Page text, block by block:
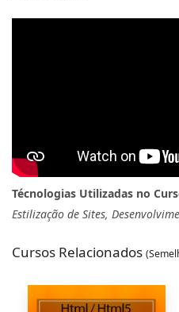
Técnologias Utilizadas no
Estilização de Sites,
Cursos Relacionados